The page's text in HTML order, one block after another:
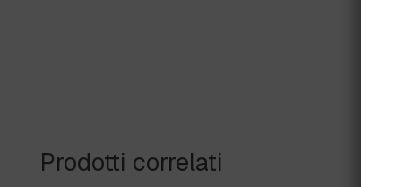
Prodotti correlati